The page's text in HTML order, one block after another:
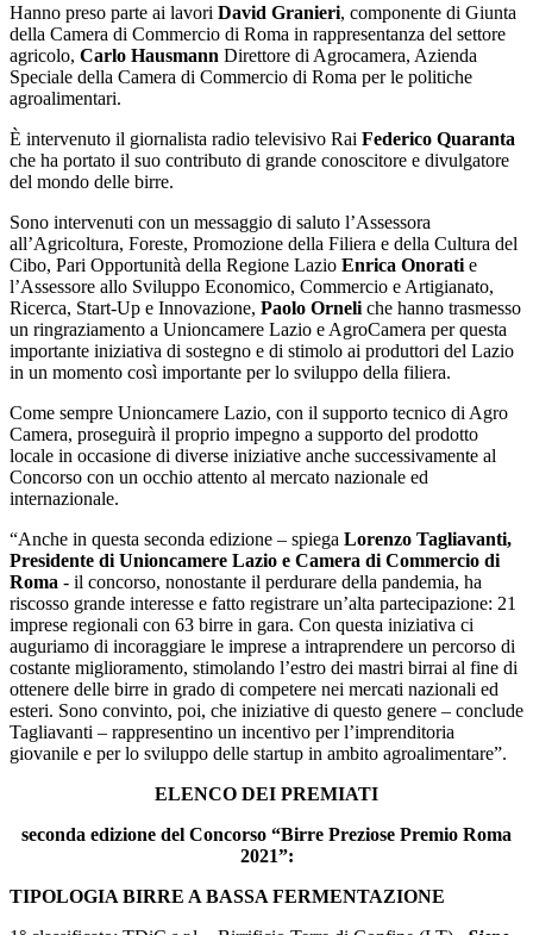
Hanno preso parte ai lavori David Granieri, componente di Giunta
della Camera di Commercio di Roma in rappresentanza del settore
agricolo, Carlo Hausmann Direttore di Agrocamera, Azienda
Speciale della Camera di Commercio di Roma per le politiche
agroalimentari.
È intervenuto il giornalista radio televisivo Rai Federico Quaranta
che ha portato il suo contributo di grande conoscitore e divulgatore
del mondo delle birre.
Sono intervenuti con un messaggio di saluto l’Assessora
all’Agricoltura, Foreste, Promozione della Filiera e della Cultura del
Cibo, Pari Opportunità della Regione Lazio Enrica Onorati e
l’Assessore allo Sviluppo Economico, Commercio e Artigianato,
Ricerca, Start-Up e Innovazione, Paolo Orneli che hanno trasmesso
un ringraziamento a Unioncamere Lazio e AgroCamera per questa
importante iniziativa di sostegno e di stimolo ai produttori del Lazio
in un momento così importante per lo sviluppo della filiera.
Come sempre Unioncamere Lazio, con il supporto tecnico di Agro
Camera, proseguirà il proprio impegno a supporto del prodotto
locale in occasione di diverse iniziative anche successivamente al
Concorso con un occhio attento al mercato nazionale ed
internazionale.
“Anche in questa seconda edizione – spiega Lorenzo Tagliavanti,
Presidente di Unioncamere Lazio e Camera di Commercio di
Roma - il concorso, nonostante il perdurare della pandemia, ha
riscosso grande interesse e fatto registrare un’alta partecipazione: 21
imprese regionali con 63 birre in gara. Con questa iniziativa ci
auguriamo di incoraggiare le imprese a intraprendere un percorso di
costante miglioramento, stimolando l’estro dei mastri birrai al fine di
ottenere delle birre in grado di competere nei mercati nazionali ed
esteri. Sono convinto, poi, che iniziative di questo genere – conclude
Tagliavanti – rappresentino un incentivo per l’imprenditoria
giovanile e per lo sviluppo delle startup in ambito agroalimentare”.
ELENCO DEI PREMIATI
seconda edizione del Concorso “Birre Preziose Premio Roma
2021”:
TIPOLOGIA BIRRE A BASSA FERMENTAZIONE